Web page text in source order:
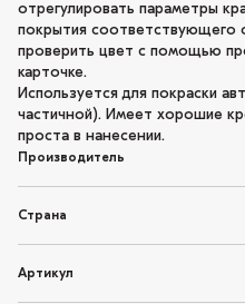
отрегулировать параметры
покрытия соответствующего
проверить цвет с помощью
карточке.
Используется для покраски
частичной). Имеет хорошие
проста в нанесении.
Производитель
Страна
Артикул